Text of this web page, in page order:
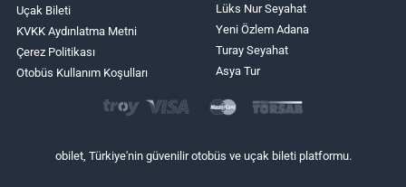
Uçak Bileti
KVKK Aydınlatma Metni
Çerez Politikası
Otobüs Kullanım Koşulları
Lüks Nur Seyahat
Yeni Özlem Adana
Turay Seyahat
Asya Tur
obilet, Türkiye'nin güvenilir otobüs ve uçak bileti platformu.